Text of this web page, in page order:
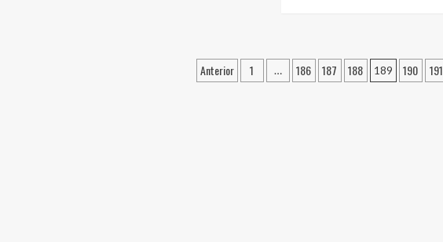
la
Productividad
Paginación
Anterior 1 … 186 187 188 189 190 191